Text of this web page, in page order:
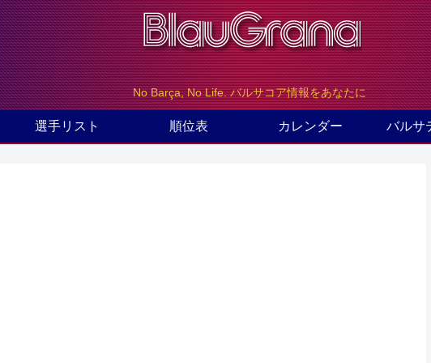
No Barça, No Life. バルサコア情報をあなたに
選手リスト 順位表 カレンダー バルサ